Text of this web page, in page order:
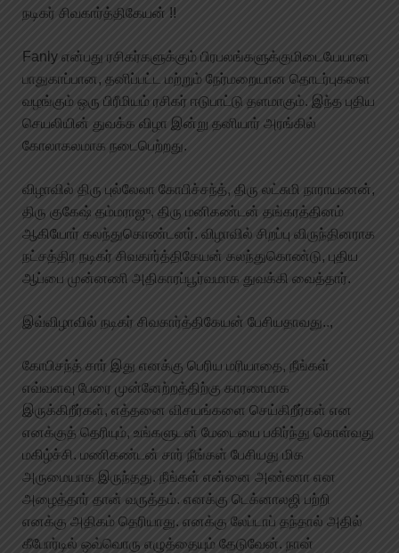
நடிகர் சிவகார்த்திகேயன் !!
Fanly என்பது ரசிகர்களுக்கும் பிரபலங்களுக்குமிடையேயான
பாதுகாப்பான, தனிப்பட்ட மற்றும் நேர்மறையான தொடர்புகளை
வழங்கும் ஒரு பிரீமியம் ரசிகர் ஈடுபாட்டு தளமாகும். இந்த புதிய
செயலியின் துவக்க விழா இன்று தனியார் அரங்கில்
கோலாகலமாக நடைபெற்றது.
விழாவில் திரு புல்லேலா கோபிச்சந்த், திரு லட்சுமி நாராயணன்,
திரு குகேஷ் தம்மராஜு, திரு மனிகண்டன் தங்கரத்தினம்
ஆகியோர் கலந்துகொண்டனர். விழாவில் சிறப்பு விருந்தினராக
நட்சத்திர நடிகர் சிவகார்த்திகேயன் கலந்துகொண்டு, புதிய
ஆப்பை முன்னணி அதிகாரப்பூர்வமாக துவக்கி வைத்தார்.
இவ்விழாவில் நடிகர் சிவகார்த்திகேயன் பேசியதாவது..,
கோபிசந்த் சார் இது எனக்கு பெரிய மரியாதை, நீங்கள்
எவ்வளவு பேரை முன்னேற்றத்திற்கு காரணமாக
இருக்கிறீர்கள், எத்தனை விசயங்களை செய்கிறீர்கள் என
எனக்குத் தெரியும், உங்களுடன் மேடையை பகிர்ந்து கொள்வது
மகிழ்ச்சி. மணிகண்டன் சார் நீங்கள் பேசியது மிக
அருமையாக இருந்தது. நீங்கள் என்னை அண்ணா என
அழைத்தார் தான் வருத்தம். எனக்கு டெக்னாலஜி பற்றி
எனக்கு அதிகம் தெரியாது. எனக்கு லேப்டாப் தந்தால் அதில்
கீபோர்டில் ஒவ்வொரு எழுத்தையும் தேடுவேன். நான்